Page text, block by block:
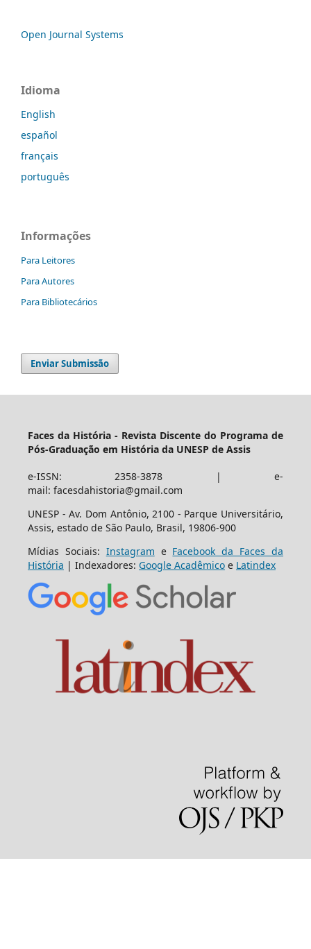
Open Journal Systems
Idioma
English
español
français
português
Informações
Para Leitores
Para Autores
Para Bibliotecários
Enviar Submissão
Faces da História - Revista Discente do Programa de
Pós-Graduação em História da UNESP de Assis
e-ISSN: 2358-3878 | e-
mail: facesdahistoria@gmail.com
UNESP - Av. Dom Antônio, 2100 - Parque Universitário,
Assis, estado de São Paulo, Brasil, 19806-900
Mídias Sociais: Instagram e Facebook da Faces da
História | Indexadores: Google Acadêmicoe Latindex